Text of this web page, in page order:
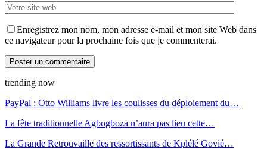
Enregistrez mon nom, mon adresse e-mail et mon site Web dans
ce navigateur pour la prochaine fois que je commenterai.
trending now
PayPal : Otto Williams livre les coulisses du déploiement du…
La fête traditionnelle Agbogboza n’aura pas lieu cette…
La Grande Retrouvaille des ressortissants de Kplélé Govié…